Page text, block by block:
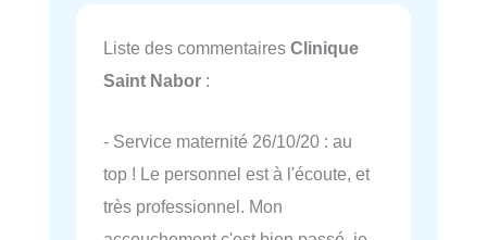
Liste des commentaires Clinique
Saint Nabor :
- Service maternité 26/10/20 : au
top ! Le personnel est à l'écoute, et
très professionnel. Mon